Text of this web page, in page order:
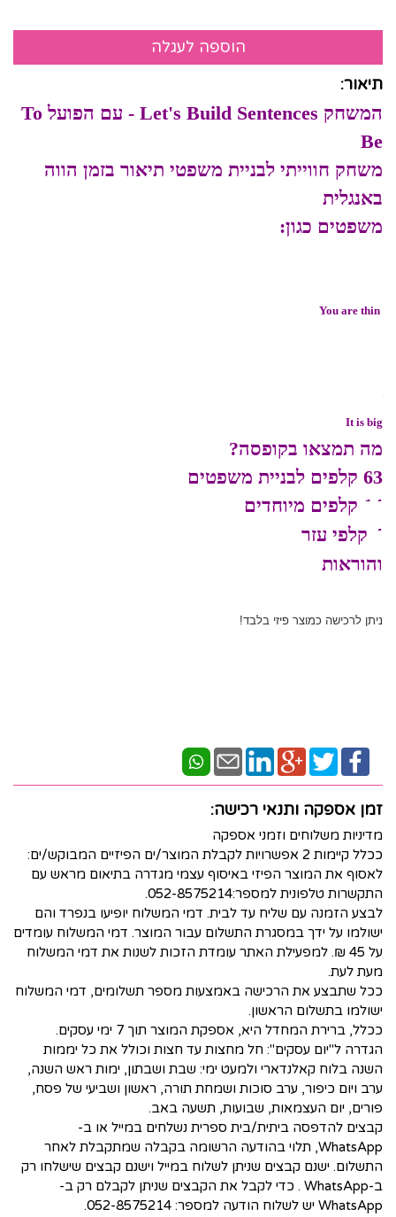
תיאור:
המשחק Let's Build Sentences - עם הפועל To
Be
משחק חווייתי לבניית משפטי תיאור בזמן הווה
באנגלית
משפטים כגון:
It is big
מה תמצאו בקופסה?
63 קלפים לבניית משפטים
14 קלפים מיוחדים
4 קלפי עזר
והוראות
ניתן לרכישה כמוצר פיזי בלבד!
זמן אספקה ותנאי רכישה:
מדיניות משלוחים וזמני אספקה
ככלל קיימות 2 אפשרויות לקבלת המוצר/ים הפיזיים המבוקש/ים:
לאסוף את המוצר הפיזי באיסוף עצמי מגדרה בתיאום מראש עם
התקשרות טלפונית למספר:052-8575214.
לבצע הזמנה עם שליח עד לבית. דמי המשלוח יופיעו בנפרד והם
ישולמו על ידך במסגרת התשלום עבור המוצר. דמי המשלוח עומדים
על 45 ₪. למפעילת האתר עומדת הזכות לשנות את דמי המשלוח
מעת לעת.
ככל שתבצע את הרכישה באמצעות מספר תשלומים, דמי המשלוח
ישולמו בתשלום הראשון.
ככלל, ברירת המחדל היא, אספקת המוצר תוך 7 ימי עסקים.
הגדרה ל"יום עסקים": חל מחצות עד חצות וכולל את כל יממות
השנה בלוח קאלנדארי ולמעט ימי: שבת ושבתון, ימות ראש השנה,
ערב ויום כיפור, ערב סוכות ושמחת תורה, ראשון ושביעי של פסח,
פורים, יום העצמאות, שבועות, תשעה באב.
קבצים להדפסה ביתית/בית ספרית נשלחים במייל או ב-
WhatsApp, תלוי בהודעה הרשומה בקבלה שמתקבלת לאחר
התשלום. ישנם קבצים שניתן לשלוח במייל וישנם קבצים שישלחו רק
ב-WhatsApp . כדי לקבל את הקבצים שניתן לקבלם רק ב-
WhatsApp יש לשלוח הודעה למספר: 052-8575214.